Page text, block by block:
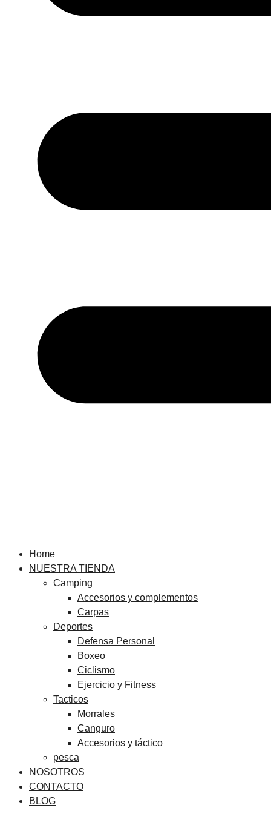
Home
NUESTRA TIENDA
Camping
Accesorios y complementos
Carpas
Deportes
Defensa Personal
Boxeo
Ciclismo
Ejercicio y Fitness
Tacticos
Morrales
Canguro
Accesorios y táctico
pesca
NOSOTROS
CONTACTO
BLOG